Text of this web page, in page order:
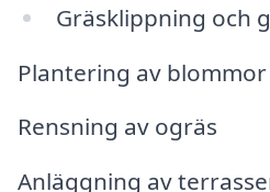
Gräsklippning och
Plantering av
Rensning av ogräs
Anläggning av